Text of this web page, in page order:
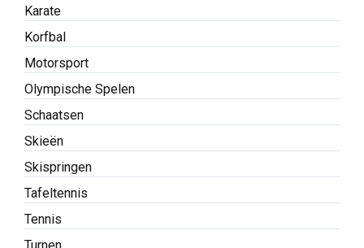
Handbal
Hardlopen
Hockey
Judo
Karate
Korfbal
Motorsport
Olympische Spelen
Schaatsen